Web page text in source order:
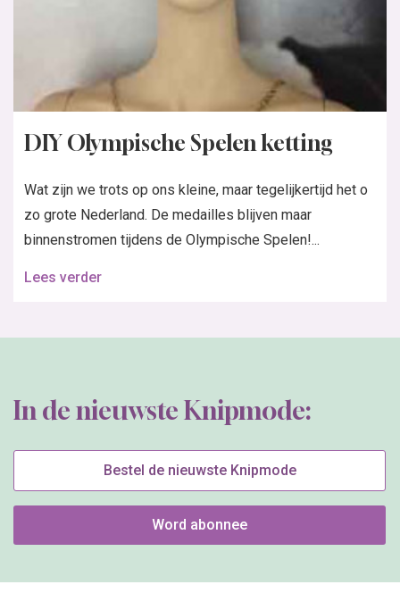
DIY Olympische Spelen ketting
Wat zijn we trots op ons kleine, maar tegelijkertijd het o
zo grote Nederland. De medailles blijven maar
binnenstromen tijdens de Olympische Spelen!...
Lees verder
In de nieuwste Knipmode:
Bestel de nieuwste Knipmode
Word abonnee